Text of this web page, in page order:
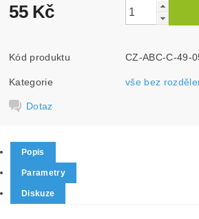
55 Kč
Kód produktu CZ-ABC-C-49-
Kategorie vše bez
Dotaz
Popis
Parametry
Diskuze